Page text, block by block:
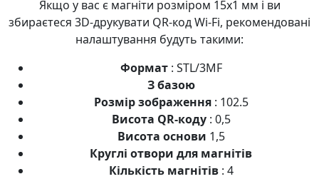
Якщо у вас є магніти розміром 15x1 мм і ви
збираєтеся 3D-друкувати QR-код Wi-Fi, рекомендовані
налаштування будуть такими:
Формат: STL/3MF
З базою
Розмір зображення: 102.5
Висота QR-коду: 0,5
Висота основи 1,5
Круглі отвори для магнітів
Кількість магнітів: 4